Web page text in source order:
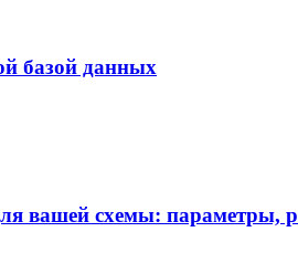
базой данных
вашей схемы: параметры,